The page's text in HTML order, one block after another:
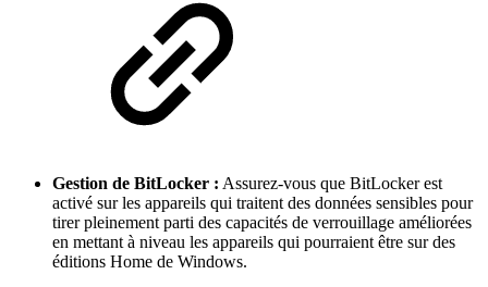
Gestion de BitLocker : Assurez-vous que BitLocker est
activé sur les appareils qui traitent des données sensibles pour
tirer pleinement parti des capacités de verrouillage améliorées
en mettant à niveau les appareils qui pourraient être sur des
éditions Home de Windows.